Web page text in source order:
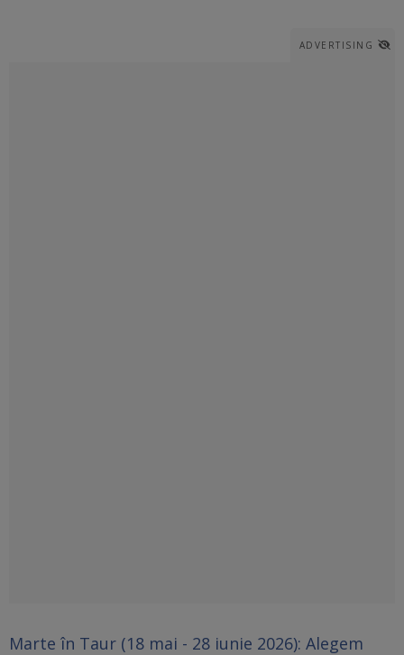
ADVERTISING
Marte în Taur (18 mai - 28 iunie 2026): Alegem